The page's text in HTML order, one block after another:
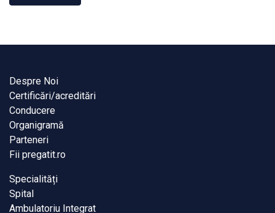
Despre Noi
Certificări/acreditări
Conducere
Organigramă
Parteneri
Fii pregatit.ro
Specialități
Spital
Ambulatoriu Integrat